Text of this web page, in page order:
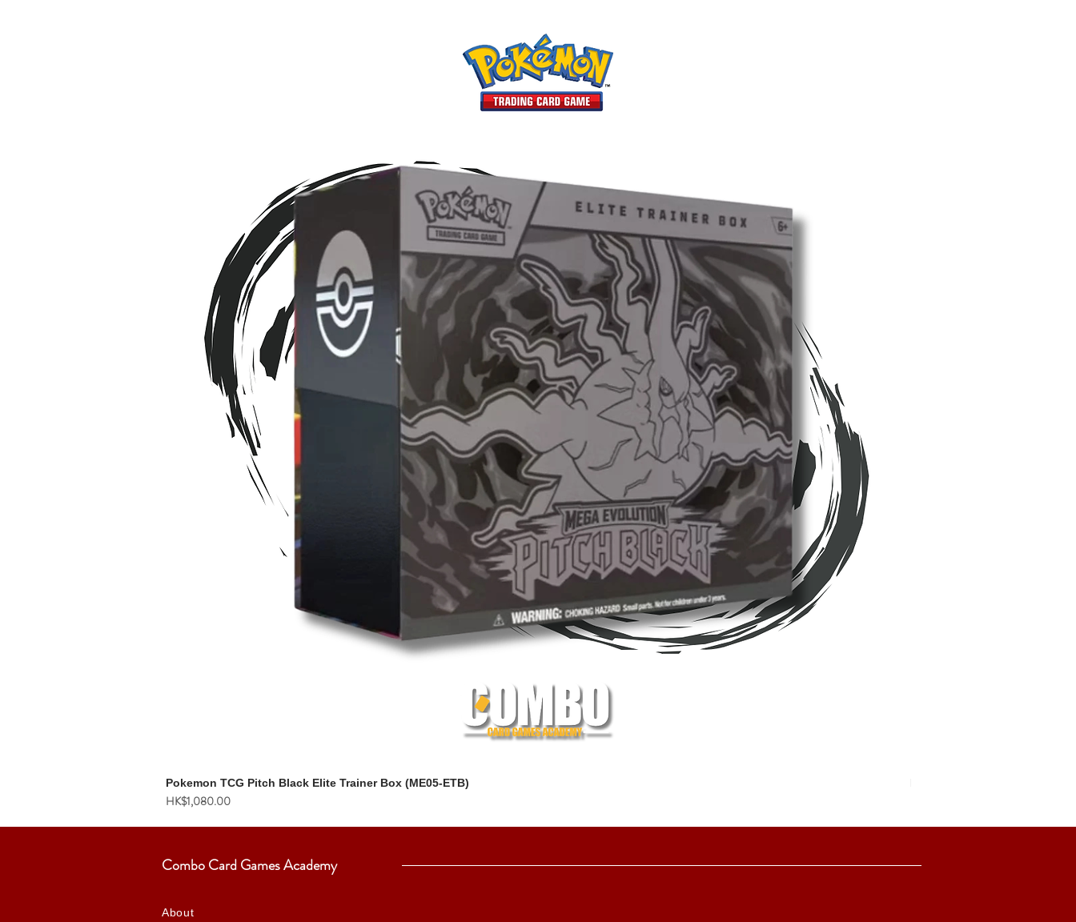
Pokemon TCG Pitch Black Elite Trainer Box (ME05-ETB)
價格
HK$1,080.00
Combo Card Games Academy
About